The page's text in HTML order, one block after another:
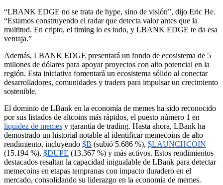
“LBANK EDGE no se trata de hype, sino de visión”, dijo Eric He.
“Estamos construyendo el radar que detecta valor antes que la
multitud. En cripto, el timing lo es todo, y LBANK EDGE te da esa
ventaja.”
Además, LBANK EDGE presentará un fondo de ecosistema de 5
millones de dólares para apoyar proyectos con alto potencial en la
región. Esta iniciativa fomentará un ecosistema sólido al conectar
desarrolladores, comunidades y traders para impulsar un crecimiento
sostenible.
El dominio de LBank en la economía de memes ha sido reconocido
por sus listados de altcoins más rápidos, el puesto número 1 en
liquidez de memes y garantía de trading. Hasta ahora, LBank ha
demostrado un historial notable al identificar memecoins de alto
rendimiento, incluyendo $B (subió 5.686 %), $LAUNCHCOIN
(15.194 %), $DUPE (13.367 %) y más activos. Estos rendimientos
destacados resaltan la capacidad inigualable de LBank para detectar
memecoins en etapas tempranas con impacto duradero en el
mercado, consolidando su liderazgo en la economía de memes.